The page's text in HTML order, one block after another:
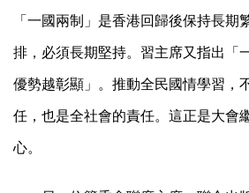
「一國兩制」是香港回歸後保持長期
排，必須長期堅持。習主席又指出「
優勢越彰顯」。推動全民國情學習，
任，也是全社會的責任。這正是大會
心。